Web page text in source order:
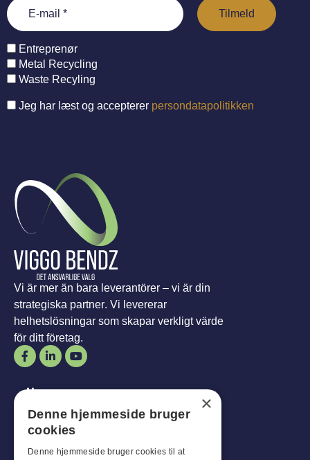
Entreprenør
Metal Recycling
Waste Recyling
Jeg har læst og accepterer persondatapolitikken
Vi är mer än bara leverantörer – vi är din
strategiska partner. Vi levererar
helhetslösningar som skapar verkligt värde
för ditt företag.
Öppettider
Man-Mål: 07:30 - 16:00
fredagar:
Lördag-Son : Stängt
×
Denne hjemmeside bruger
cookies
Denne hjemmeside bruger cookies til at